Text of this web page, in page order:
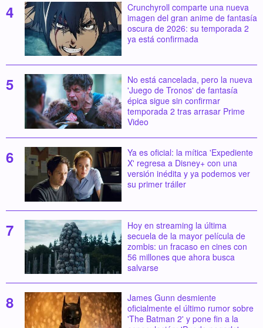
Crunchyroll comparte una nueva
imagen del gran anime de fantasía
oscura de 2026: su temporada 2
ya está confirmada
No está cancelada, pero la nueva
'Juego de Tronos' de fantasía
épica sigue sin confirmar
temporada 2 tras arrasar Prime
Video
Ya es oficial: la mítica 'Expediente
X' regresa a Disney+ con una
versión inédita y ya podemos ver
su primer tráiler
Hoy en streaming la última
secuela de la mayor película de
zombis: un fracaso en cines con
56 millones que ahora busca
salvarse
James Gunn desmiente
oficialmente el último rumor sobre
'The Batman 2' y pone fin a la